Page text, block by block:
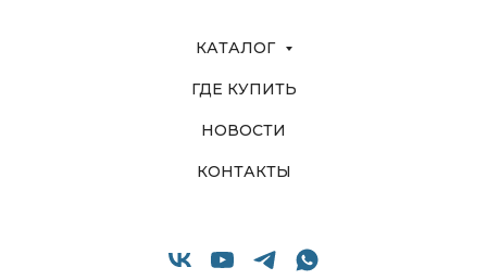
КАТАЛОГ
ГДЕ КУПИТЬ
НОВОСТИ
КОНТАКТЫ